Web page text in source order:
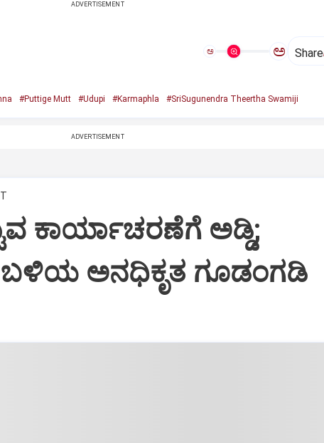
ADVERTISEMENT
ಅ ಅ Share
#Puttige Mutt #Udupi #Karmaphla #SriSugunendra Theertha Swamiji
ADVERTISEMENT
ಕಾರ್ಯಾಚರಣೆಗೆ ಅಡ್ಡಿ;
ಅನಧಿಕೃತ ಗೂಡಂಗಡಿ